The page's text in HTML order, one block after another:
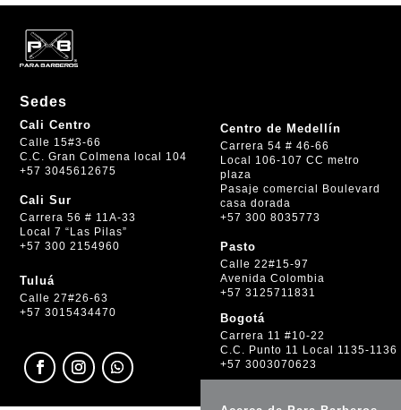
Sedes
Cali Centro
Calle 15#3-66
C.C. Gran Colmena local 104
+57 3045612675
Cali Sur
Carrera 56 # 11A-33
Local 7 “Las Pilas”
+57 300 2154960
Tuluá
Calle 27#26-63
+57 3015434470
Centro de Medellín
Carrera 54 # 46-66
Local 106-107 CC metro
plaza
Pasaje comercial Boulevard
casa dorada
+57 300 8035773
Pasto
Calle 22#15-97
Avenida Colombia
+57 3125711831
Bogotá
Carrera 11 #10-22
C.C. Punto 11 Local 1135-1136
+57 3003070623